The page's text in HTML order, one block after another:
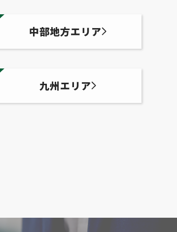
中部地方エリア
九州エリア